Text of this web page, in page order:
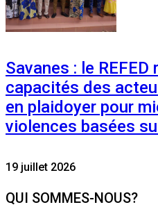
Savanes : le
capacités des
en plaidoyer pour
violences basées
19 juillet 2026
QUI SOMMES-NOUS?